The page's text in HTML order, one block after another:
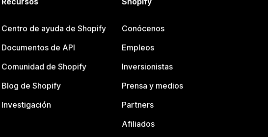
Centro de ayuda de Shopify
Documentos de API
Comunidad de Shopify
Blog de Shopify
Investigación
Conócenos
Empleos
Inversionistas
Prensa y medios
Partners
Afiliados